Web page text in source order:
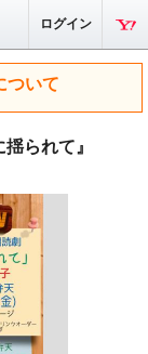
ログイン
ついて
られて』